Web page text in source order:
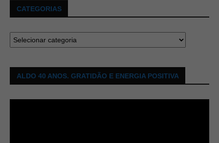
CATEGORIAS
ALDO 40 ANOS. GRATIDÃO E ENERGIA POSITIVA